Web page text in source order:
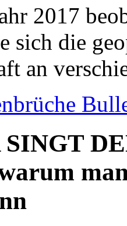
2017
sich die
an